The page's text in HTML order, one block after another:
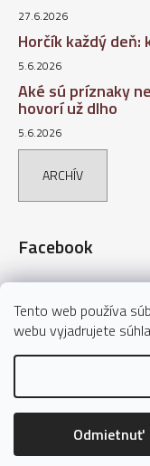
Tento web používa
webu vyjadrujete
Odmietnuť
27.6.2026
Horčík každý deň:
5.6.2026
Aké sú príznaky
hovorí už dlho
5.6.2026
ARCHÍV
Facebook
Copyright 2026
vyhradené.